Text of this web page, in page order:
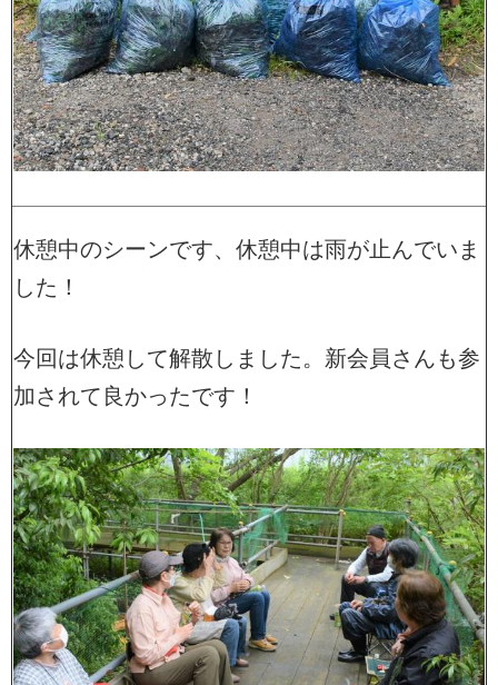
休憩中のシーンです、休憩中は雨が止んでいま
した！
今回は休憩して解散しました。新会員さんも参
加されて良かったです！